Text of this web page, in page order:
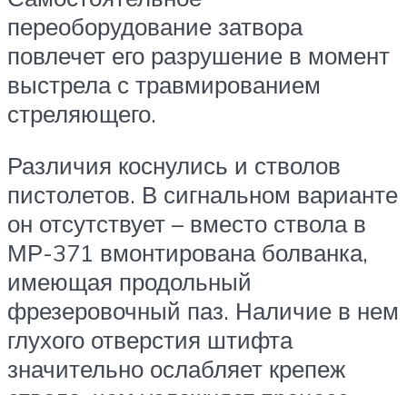
переоборудование затвора
повлечет его разрушение в момент
выстрела с травмированием
стреляющего.
Различия коснулись и стволов
пистолетов. В сигнальном варианте
он отсутствует – вместо ствола в
МР-371 вмонтирована болванка,
имеющая продольный
фрезеровочный паз. Наличие в нем
глухого отверстия штифта
значительно ослабляет крепеж